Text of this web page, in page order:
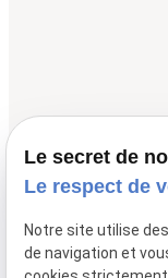
Le secret de
Le respect de
Notre site utilise
de navigation et